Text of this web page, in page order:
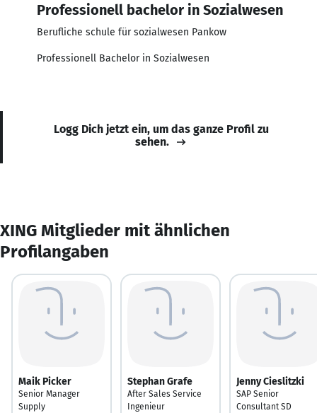
Professionell bachelor in Sozialwesen
Berufliche schule für sozialwesen Pankow
Professionell Bachelor in Sozialwesen
Logg Dich jetzt ein, um das ganze Profil zu
sehen.
XING Mitglieder mit ähnlichen
Profilangaben
Maik Picker
Senior Manager
Supply
Stephan Grafe
After Sales Service
Ingenieur
Jenny Cieslitzki
SAP Senior
Consultant SD